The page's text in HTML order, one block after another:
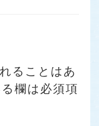
ることはあ
欄は必須項